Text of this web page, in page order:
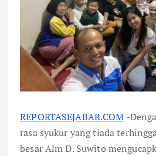
REPORTASEJABAR.COM -
rasa syukur yang tiada
besar Alm D. Suwito